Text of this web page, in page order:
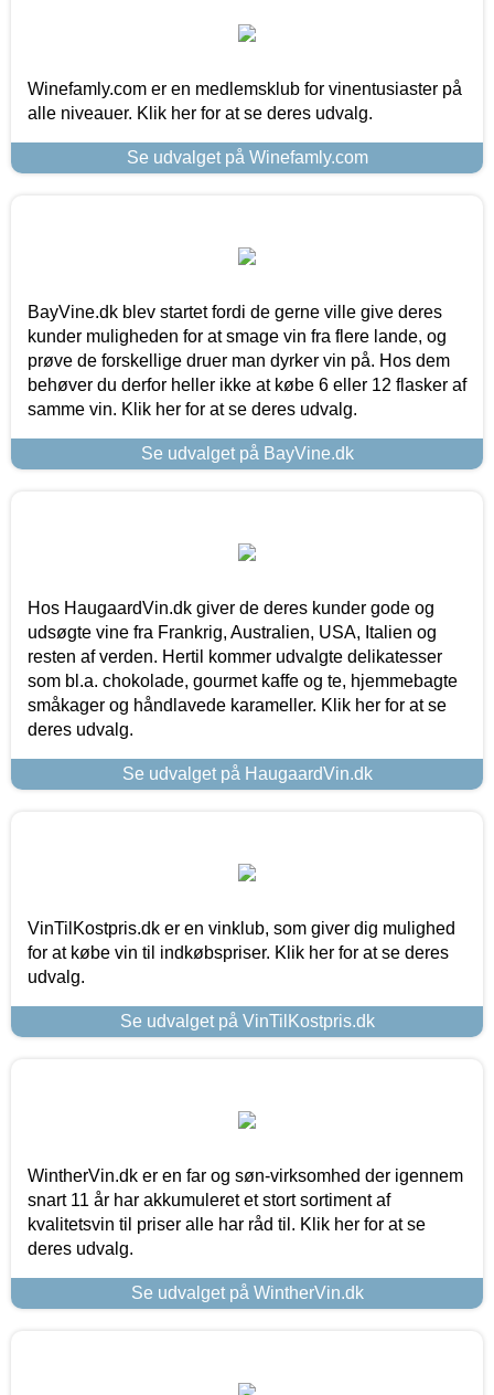
Winefamly.com er en medlemsklub for vinentusiaster på
alle niveauer. Klik her for at se deres udvalg.
Se udvalget på Winefamly.com
BayVine.dk blev startet fordi de gerne ville give deres
kunder muligheden for at smage vin fra flere lande, og
prøve de forskellige druer man dyrker vin på. Hos dem
behøver du derfor heller ikke at købe 6 eller 12 flasker af
samme vin. Klik her for at se deres udvalg.
Se udvalget på BayVine.dk
Hos HaugaardVin.dk giver de deres kunder gode og
udsøgte vine fra Frankrig, Australien, USA, Italien og
resten af verden. Hertil kommer udvalgte delikatesser
som bl.a. chokolade, gourmet kaffe og te, hjemmebagte
småkager og håndlavede karameller. Klik her for at se
deres udvalg.
Se udvalget på HaugaardVin.dk
VinTilKostpris.dk er en vinklub, som giver dig mulighed
for at købe vin til indkøbspriser. Klik her for at se deres
udvalg.
Se udvalget på VinTilKostpris.dk
WintherVin.dk er en far og søn-virksomhed der igennem
snart 11 år har akkumuleret et stort sortiment af
kvalitetsvin til priser alle har råd til. Klik her for at se
deres udvalg.
Se udvalget på WintherVin.dk